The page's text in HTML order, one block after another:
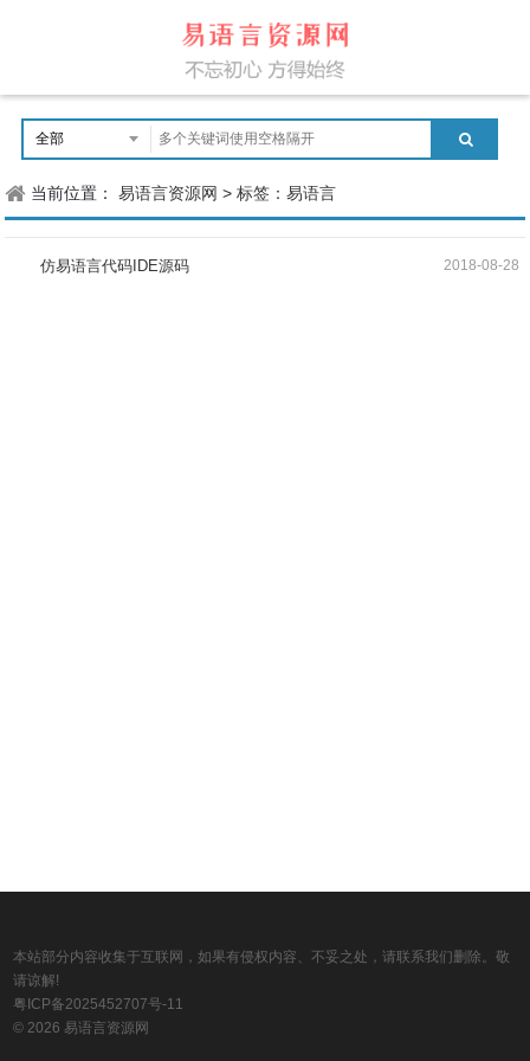
当前位置：易语言资源网 >标签：易语言
仿易语言代码IDE源码 2018-08-28
本站部分内容收集于互联网，如果有侵权内容、不妥之处，请联系我们删除。敬
请谅解!
粤ICP备2025452707号-11
© 2026 易语言资源网